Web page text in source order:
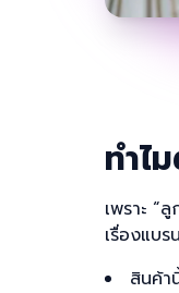
ทำไ
เพราะ “
เรื่องแบ
สินค้า